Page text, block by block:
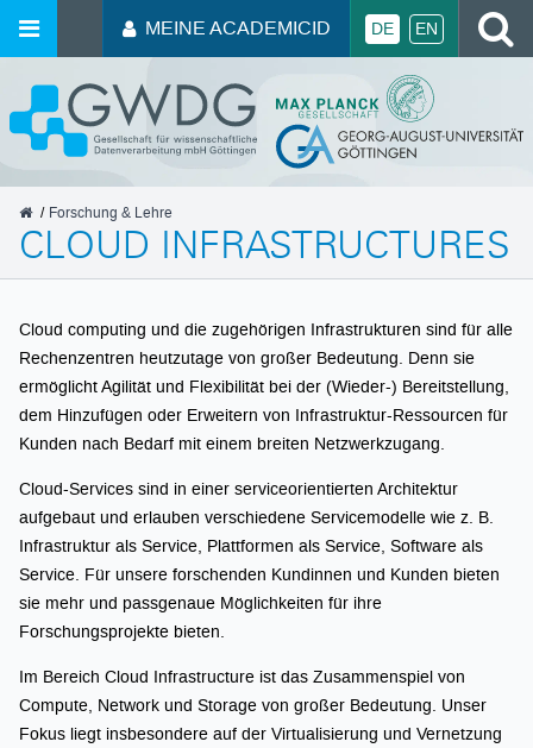
MEINE ACADEMICID DE EN
GWDG
Forschung & Lehre
CLOUD INFRASTRUCTURES
Cloud computing und die zugehörigen Infrastrukturen sind für alle
Rechenzentren heutzutage von großer Bedeutung. Denn sie
ermöglicht Agilität und Flexibilität bei der (Wieder-) Bereitstellung,
dem Hinzufügen oder Erweitern von Infrastruktur-Ressourcen für
Kunden nach Bedarf mit einem breiten Netzwerkzugang.
Cloud-Services sind in einer serviceorientierten Architektur
aufgebaut und erlauben verschiedene Servicemodelle wie z. B.
Infrastruktur als Service, Plattformen als Service, Software als
Service. Für unsere forschenden Kundinnen und Kunden bieten
sie mehr und passgenaue Möglichkeiten für ihre
Forschungsprojekte bieten.
Im Bereich Cloud Infrastructure ist das Zusammenspiel von
Compute, Network und Storage von großer Bedeutung. Unser
Fokus liegt insbesondere auf der Virtualisierung und Vernetzung